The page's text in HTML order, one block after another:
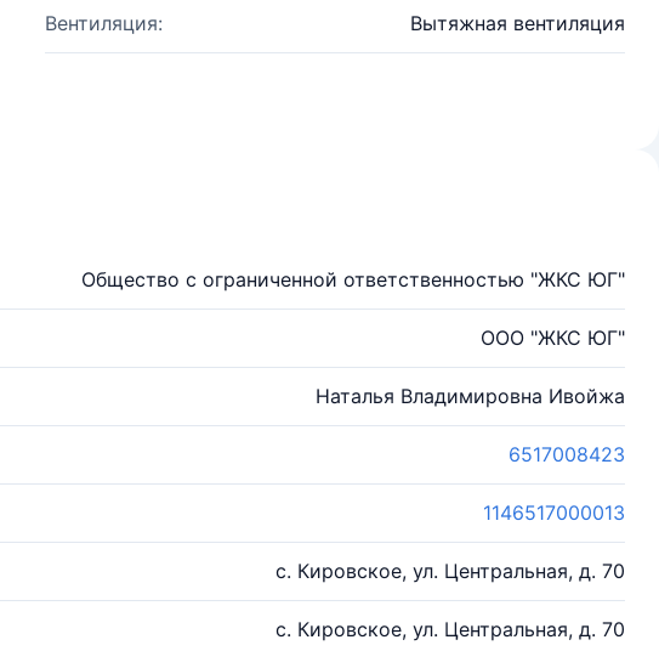
Вентиляция: Вытяжная вентиляция
Общество с ограниченной ответственностью "ЖКС ЮГ"
ООО "ЖКС ЮГ"
Наталья Владимировна Ивойжа
6517008423
1146517000013
с. Кировское, ул. Центральная, д. 70
с. Кировское, ул. Центральная, д. 70